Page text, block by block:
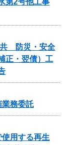
共 防災・安全
正・翌債）工
務委託
用する再生